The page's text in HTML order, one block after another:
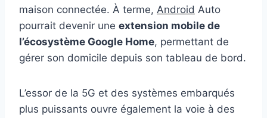
maison connectée. À terme, Android Auto
pourrait devenir une extension mobile de
l’écosystème Google Home, permettant de
gérer son domicile depuis son tableau de bord.
L’essor de la 5G et des systèmes embarqués
plus puissants ouvre également la voie à des